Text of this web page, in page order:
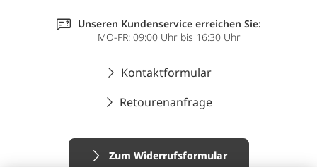
Unseren Kundenservice erreichen Sie:
MO-FR: 09:00 Uhr bis 16:30 Uhr
Kontaktformular
Retourenanfrage
Zum Widerrufsformular